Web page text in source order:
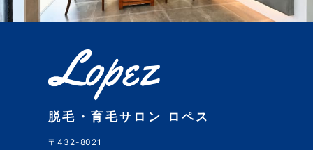
脱毛・育毛サロン ロペス
〒432-8021